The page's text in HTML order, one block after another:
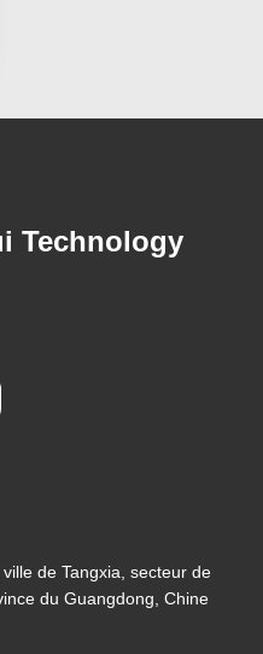
Technology
de Tangxia, secteur de
du Guangdong, Chine